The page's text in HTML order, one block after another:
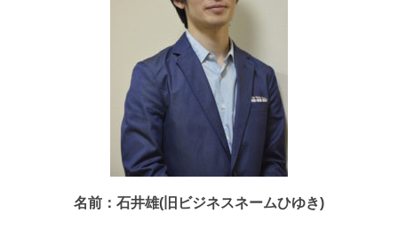
名前：石井雄(旧ビジネスネームひゆき)